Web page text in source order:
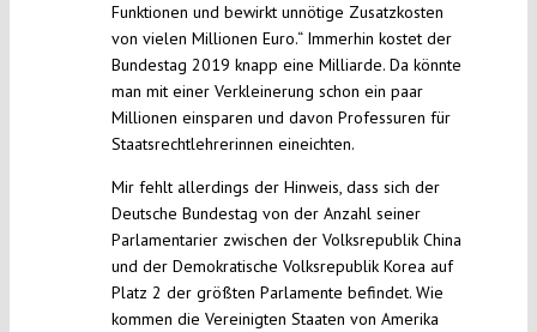
Funktionen und bewirkt unnötige Zusatzkosten
von vielen Millionen Euro.“ Immerhin kostet der
Bundestag 2019 knapp eine Milliarde. Da könnte
man mit einer Verkleinerung schon ein paar
Millionen einsparen und davon Professuren für
Staatsrechtlehrerinnen eineichten.
Mir fehlt allerdings der Hinweis, dass sich der
Deutsche Bundestag von der Anzahl seiner
Parlamentarier zwischen der Volksrepublik China
und der Demokratische Volksrepublik Korea auf
Platz 2 der größten Parlamente befindet. Wie
kommen die Vereinigten Staaten von Amerika